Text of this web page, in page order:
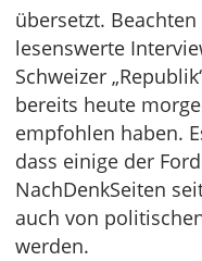
übersetzt.
lesenswerte
Schweizer
bereits heute
empfohlen haben.
dass einige der
NachDenkSeiten
auch von
werden.